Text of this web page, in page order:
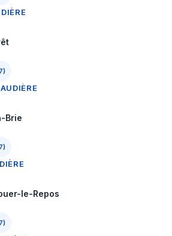
Brie
le-Repos